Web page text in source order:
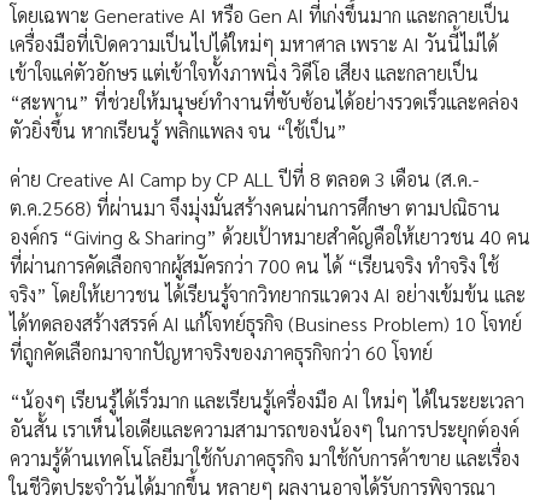
โดยเฉพาะ Generative AI หรือ Gen AI ที่เก่งขึ้นมาก และกลายเป็น
เครื่องมือที่เปิดความเป็นไปได้ใหม่ๆ มหาศาล เพราะ AI วันนี้ไม่ได้
เข้าใจแค่ตัวอักษร แต่เข้าใจทั้งภาพนิ่ง วิดีโอ เสียง และกลายเป็น
“สะพาน” ที่ช่วยให้มนุษย์ทำงานที่ซับซ้อนได้อย่างรวดเร็วและคล่อง
ตัวยิ่งขึ้น หากเรียนรู้ พลิกแพลง จน “ใช้เป็น”
ค่าย Creative AI Camp by CP ALL ปีที่ 8 ตลอด 3 เดือน (ส.ค.-
ต.ค.2568) ที่ผ่านมา จึงมุ่งมั่นสร้างคนผ่านการศึกษา ตามปณิธาน
องค์กร “Giving & Sharing” ด้วยเป้าหมายสำคัญคือให้เยาวชน 40 คน
ที่ผ่านการคัดเลือกจากผู้สมัครกว่า 700 คน ได้ “เรียนจริง ทำจริง ใช้
จริง” โดยให้เยาวชน ได้เรียนรู้จากวิทยากรแวดวง AI อย่างเข้มข้น และ
ได้ทดลองสร้างสรรค์ AI แก้โจทย์ธุรกิจ (Business Problem) 10 โจทย์
ที่ถูกคัดเลือกมาจากปัญหาจริงของภาคธุรกิจกว่า 60 โจทย์
“น้องๆ เรียนรู้ได้เร็วมาก และเรียนรู้เครื่องมือ AI ใหม่ๆ ได้ในระยะเวลา
อันสั้น เราเห็นไอเดียและความสามารถของน้องๆ ในการประยุกต์องค์
ความรู้ด้านเทคโนโลยีมาใช้กับภาคธุรกิจ มาใช้กับการค้าขาย และเรื่อง
ในชีวิตประจำวันได้มากขึ้น หลายๆ ผลงานอาจได้รับการพิจารณา